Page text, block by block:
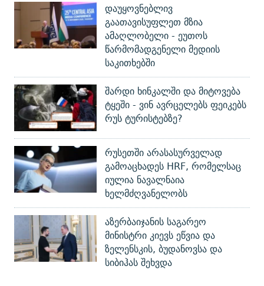
დაუყოვნებლივ
გაათავისუფლეთ მზია
ამაღლობელი - ეუთოს
წარმომადგენელი მედიის
საკითხებში
შარდი ხინკალში და მიტოვება
ტყეში - ვინ ავრცელებს ფეიკებს
რუს ტურისტებზე?
რუსეთში არასასურველად
გამოაცხადეს HRF, რომელსაც
იულია ნავალნაია
ხელმძღვანელობს
აზერბაიჯანის საგარეო
მინისტრი კიევს ეწვია და
ზელენსკის, ბუდანოვსა და
სიბიჰას შეხვდა